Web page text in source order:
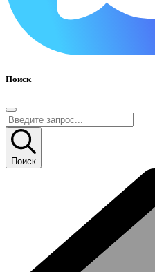
Поиск
Поиск